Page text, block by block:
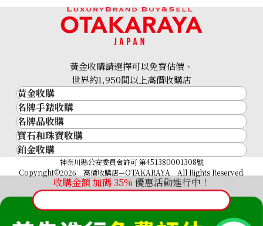
收購日期: 2025年3月
參考回收價
ASK
收購日期: 2026年2月
Breitling Navitimer
Premier Chronograph
A40035
參考回收價
Breitling Premier A37340
參考回收價
收購金額 加碼35% 優惠活動進行中！
黃金收購請選擇可以免費估價、
世界約1,950間以上高價收購店
黃金收購
黃金･金條
金條
金幣及銀幣
過去十年黃金價格
金飾
金頸鍊
名牌手錶收購
名牌手錶收購
勞力士 (Rolex)
Patek Philippe
Audemars Piguet
Vacheron Constantin
A. Lange & Söhne
Breguet
名牌品收購
名牌品收購
HERMES
LOUIS VUITTON
CHANEL
卡地亞（Cartier）
CELINE
寶石和珠寶收購
寶石和珠寶
祖母綠
藍寶石
紅寶石
鉑金收購
神奈川縣公安委員會許可 第451380001308號
Copyright©2026 高價收購店—OTAKARAYA All Rights Reserved.